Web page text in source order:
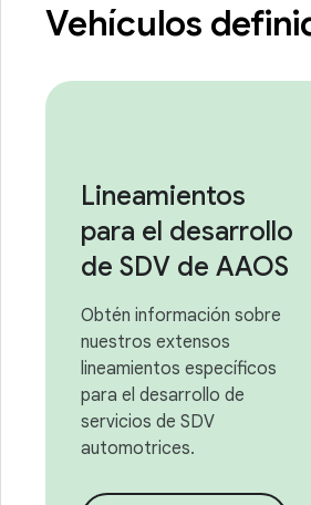
Vehículos
Lineamientos
para el desarrollo
de SDV de AAOS
Obtén información sobre
nuestros extensos
lineamientos específicos
para el desarrollo de
servicios de SDV
automotrices.